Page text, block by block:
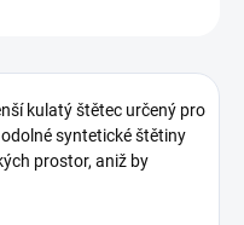
kulatý štětec určený pro
odolné syntetické štětiny
prostor, aniž by